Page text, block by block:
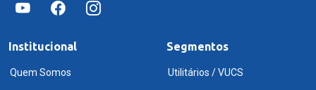
Institucional
Quem Somos
Segmentos
Utilitários / VUCS